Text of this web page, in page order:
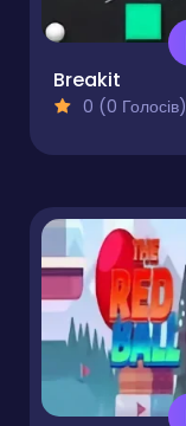
Breakit
0 (0 Голосів)